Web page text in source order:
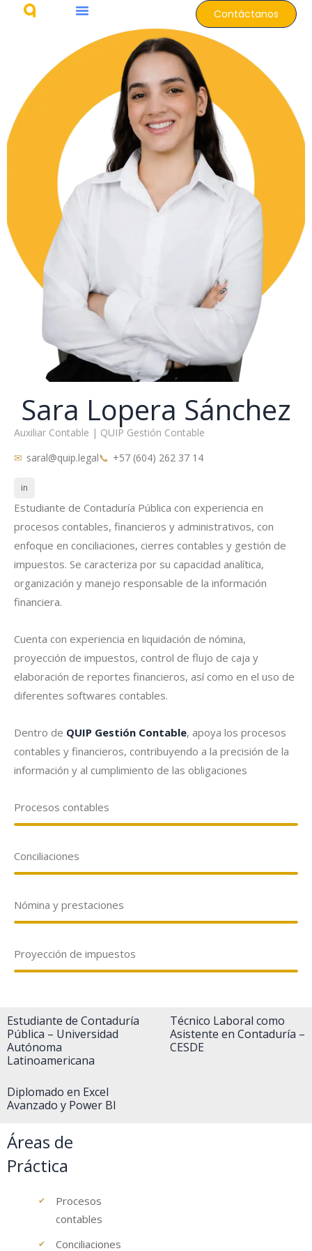
Contáctanos
Sara Lopera Sánchez
Auxiliar Contable | QUIP Gestión Contable
saral@quip.legal
+57 (604) 262 37 14
in
Estudiante de Contaduría Pública con experiencia en
procesos contables, financieros y administrativos, con
enfoque en conciliaciones, cierres contables y gestión de
impuestos. Se caracteriza por su capacidad analítica,
organización y manejo responsable de la información
financiera.
Cuenta con experiencia en liquidación de nómina,
proyección de impuestos, control de flujo de caja y
elaboración de reportes financieros, así como en el uso de
diferentes softwares contables.
Dentro de QUIP Gestión Contable, apoya los procesos
contables y financieros, contribuyendo a la precisión de la
información y al cumplimiento de las obligaciones
Procesos contables
Conciliaciones
Nómina y prestaciones
Proyección de impuestos
Estudiante de Contaduría
Pública – Universidad
Autónoma
Latinoamericana
Técnico Laboral como
Asistente en Contaduría –
CESDE
Diplomado en Excel
Avanzado y Power BI
Áreas de
Práctica
Procesos
contables
Conciliaciones